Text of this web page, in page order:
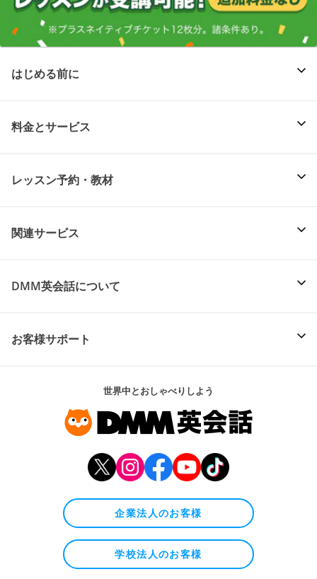
はじめる前に
料金とサービス
レッスン予約・教材
関連サービス
DMM英会話について
お客様サポート
世界中とおしゃべりしよう
企業法人のお客様
学校法人のお客様